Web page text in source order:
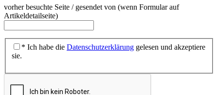
vorher besuchte Seite / gesendet von (wenn Formular auf
Artikeldetailseite)
* Ich habe die Datenschutzerklärung gelesen und akzeptiere
sie.